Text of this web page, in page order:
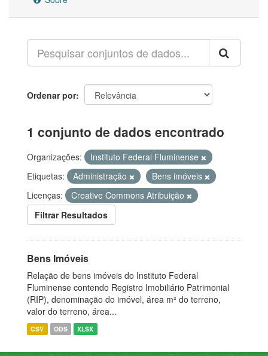
Ordenar por
1 conjunto de dados encontrado
Organizações:
Instituto Federal Fluminense
Etiquetas:
Administração
Bens imóveis
Licenças:
Creative Commons Atribuição
Filtrar Resultados
Bens Imóveis
Relação de bens imóveis do Instituto Federal
Fluminense contendo Registro Imobiliário Patrimonial
(RIP), denominação do imóvel, área m² do terreno,
valor do terreno, área...
CSV ODS XLSX